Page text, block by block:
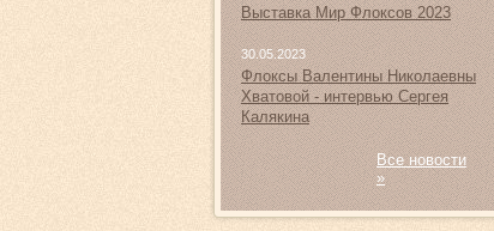
Выставка Мир Флоксов 2023
30.05.2023
Флоксы Валентины Николаевны
Хватовой - интервью Сергея
Калякина
Все новости
»